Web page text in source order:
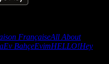
FrançaiseAll About
Ev BahçeEvimHELLO!Hey